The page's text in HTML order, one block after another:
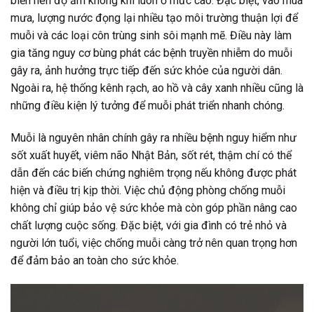
mưa, lượng nước đọng lại nhiều tạo môi trường thuận lợi để
muỗi và các loại côn trùng sinh sôi mạnh mẽ. Điều này làm
gia tăng nguy cơ bùng phát các bệnh truyền nhiễm do muỗi
gây ra, ảnh hưởng trực tiếp đến sức khỏe của người dân.
Ngoài ra, hệ thống kênh rạch, ao hồ và cây xanh nhiều cũng là
những điều kiện lý tưởng để muỗi phát triển nhanh chóng.
Muỗi là nguyên nhân chính gây ra nhiều bệnh nguy hiểm như
sốt xuất huyết, viêm não Nhật Bản, sốt rét, thậm chí có thể
dẫn đến các biến chứng nghiêm trọng nếu không được phát
hiện và điều trị kịp thời. Việc chủ động phòng chống muỗi
không chỉ giúp bảo vệ sức khỏe mà còn góp phần nâng cao
chất lượng cuộc sống. Đặc biệt, với gia đình có trẻ nhỏ và
người lớn tuổi, việc chống muỗi càng trở nên quan trọng hơn
để đảm bảo an toàn cho sức khỏe.